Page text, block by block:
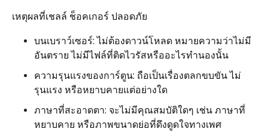
เหตุผลที่เชลล์ ช็อคเกอร์ ปลอดภัย
บนเบราว์เซอร์: ไม่ต้องดาวน์โหลด หมายความว่าไม่มี
อันตราย ไม่มีไฟล์ที่ติดไวรัสหรืออะไรทำนองนั้น
ความรุนแรงของการ์ตูน: ถือเป็นเรื่องตลกขบขัน ไม่
รุนแรง หรือหยาบคายแต่อย่างใด
ภาษาที่สะอาดตา: จะไม่มีคุณสมบัติใดๆ เช่น ภาษาที่
หยาบคาย หรือภาพขนาดย่อที่ดึงดูดใจทางเพศ